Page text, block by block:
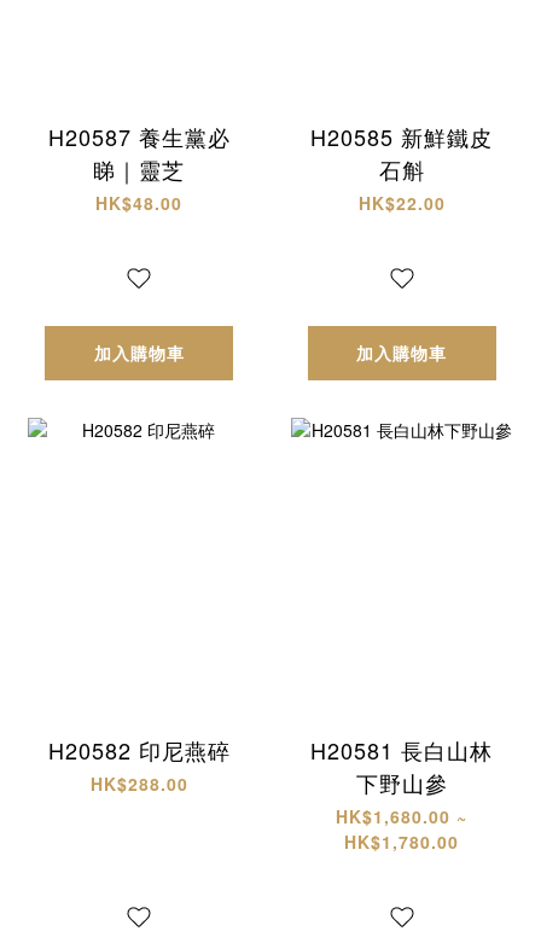
H20587 養生黨必
睇｜靈芝
HK$48.00
加入購物車
H20585 新鮮鐵皮
石斛
HK$22.00
加入購物車
H20582 印尼燕碎
HK$288.00
H20581 長白山林
下野山參
HK$1,680.00 ~
HK$1,780.00